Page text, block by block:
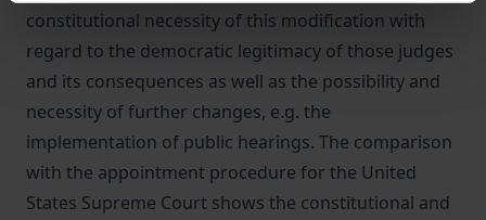
constitutional necessity of this modification with
regard to the democratic legitimacy of those judges
and its consequences as well as the possibility and
necessity of further changes, e.g. the
implementation of public hearings. The comparison
with the appointment procedure for the United
States Supreme Court shows the constitutional and